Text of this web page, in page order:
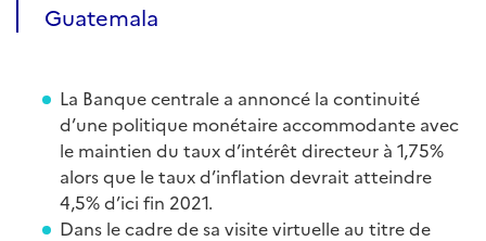
Guatemala
La Banque centrale a annoncé la continuité
d’une politique monétaire accommodante avec
le maintien du taux d’intérêt directeur à 1,75%
alors que le taux d’inflation devrait atteindre
4,5% d’ici fin 2021.
Dans le cadre de sa visite virtuelle au titre de